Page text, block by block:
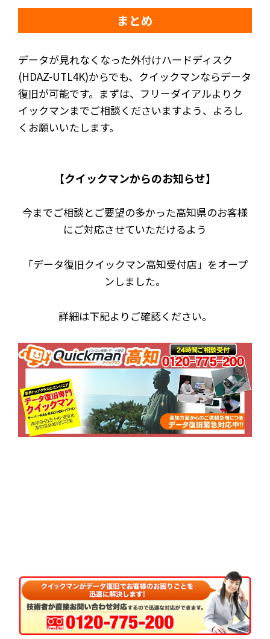
まとめ
データが見れなくなった外付けハードディスク
(HDAZ-UTL4K)からでも、クイックマンならデータ
復旧が可能です。まずは、フリーダイアルよりク
イックマンまでご相談くださいますよう、よろし
くお願いいたします。
【クイックマンからのお知らせ】
今までご相談とご要望の多かった高知県のお客様
にご対応させていただけるよう
「データ復旧クイックマン高知受付店」をオープ
ンしました。
詳細は下記よりご確認ください。